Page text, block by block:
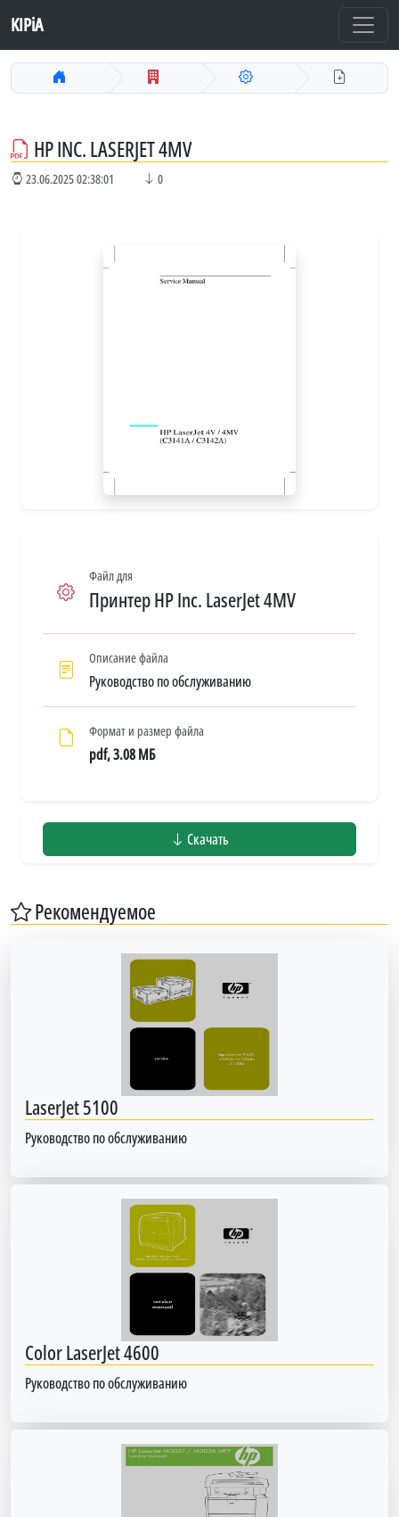
KIPiA
HP INC. LASERJET 4MV
23.06.2025 02:38:01 0
Файл для
Принтер HP Inc. LaserJet 4MV
Описание файла
Руководство по обслуживанию
Формат и размер файла
pdf, 3.08 МБ
Скачать
Рекомендуемое
LaserJet 5100
Руководство по обслуживанию
Color LaserJet 4600
Руководство по обслуживанию